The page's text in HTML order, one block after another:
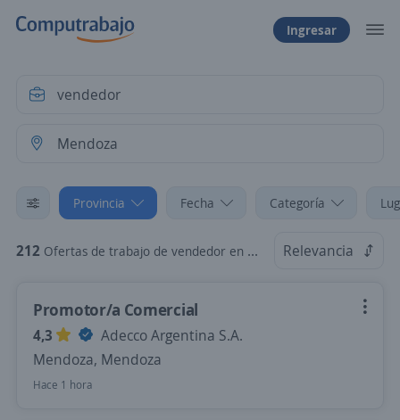
Ingresar
Provincia Fecha Categoría
212 Ofertas de trabajo de vendedor en Mendoza, Mendoza Relevancia
Promotor/a Comercial
4,3
Adecco Argentina S.A.
Mendoza, Mendoza
Hace 1 hora